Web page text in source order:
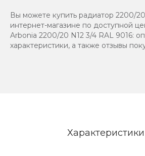
Вы можете купить радиатор 2200/
интернет-магазине по доступной
Arbonia 2200/20 N12 3/4 RAL 9016:
характеристики, а также отзывы
Характеристики